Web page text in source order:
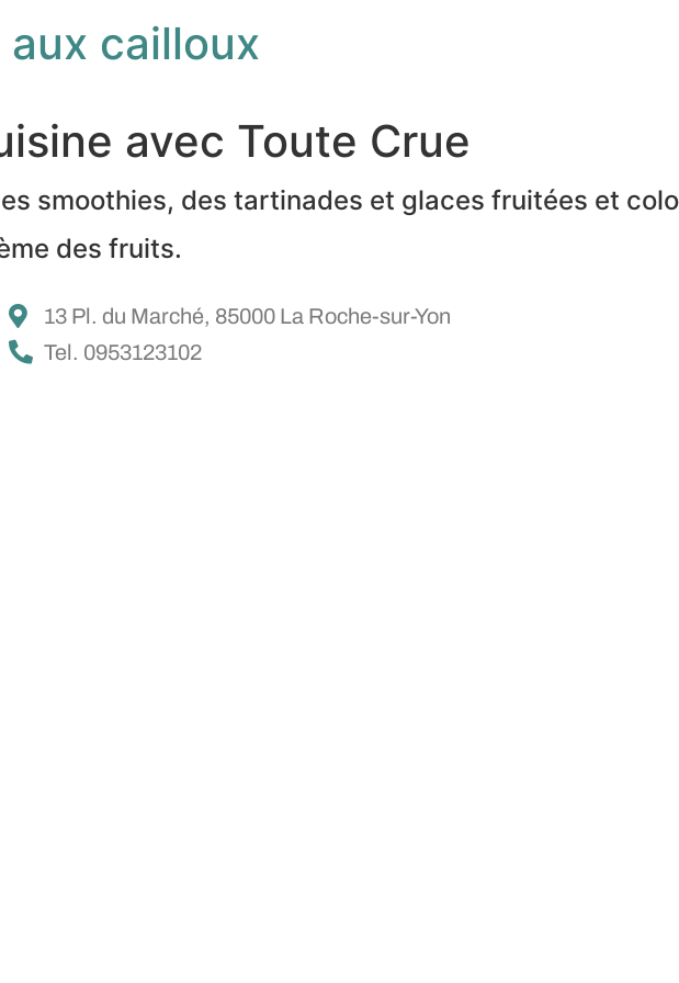
aux cailloux
avec Toute Crue
smoothies, des tartinades et glaces fruitées et
des fruits.
13 Pl. du Marché, 85000 La Roche-sur-Yon
Tel. 0953123102